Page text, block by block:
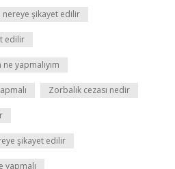
nereye şikayet edilir
edilir
yapmalıyım
Zorbalık cezası nedir
şikayet edilir
yapmalı